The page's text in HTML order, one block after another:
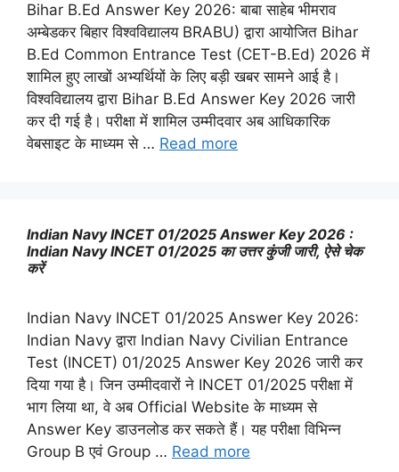
Bihar B.Ed Answer Key 2026: बाबा साहेब भीमराव
अम्बेडकर बिहार विश्वविद्यालय BRABU) द्वारा आयोजित Bihar
B.Ed Common Entrance Test (CET-B.Ed) 2026 में
शामिल हुए लाखों अभ्यर्थियों के लिए बड़ी खबर सामने आई है।
विश्वविद्यालय द्वारा Bihar B.Ed Answer Key 2026 जारी
कर दी गई है। परीक्षा में शामिल उम्मीदवार अब आधिकारिक
वेबसाइट के माध्यम से … Read more
Indian Navy INCET 01/2025 Answer Key 2026 :
Indian Navy INCET 01/2025 का उत्तर कुंजी जारी, ऐसे चेक
करें
Indian Navy INCET 01/2025 Answer Key 2026:
Indian Navy द्वारा Indian Navy Civilian Entrance
Test (INCET) 01/2025 Answer Key 2026 जारी कर
दिया गया है। जिन उम्मीदवारों ने INCET 01/2025 परीक्षा में
भाग लिया था, वे अब Official Website के माध्यम से
Answer Key डाउनलोड कर सकते हैं। यह परीक्षा विभिन्न
Group B एवं Group … Read more